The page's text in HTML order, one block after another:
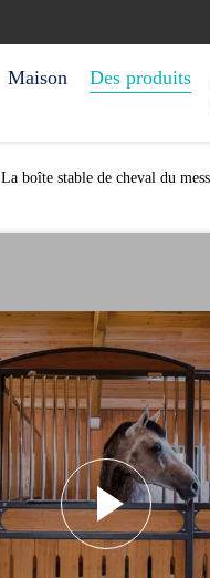
Maison Des produits
La boîte stable de cheval du